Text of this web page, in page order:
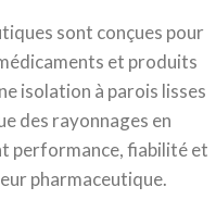
sont conçues pour
et produits
isolation à parois lisses
des rayonnages en
performance, fiabilité et
pharmaceutique.